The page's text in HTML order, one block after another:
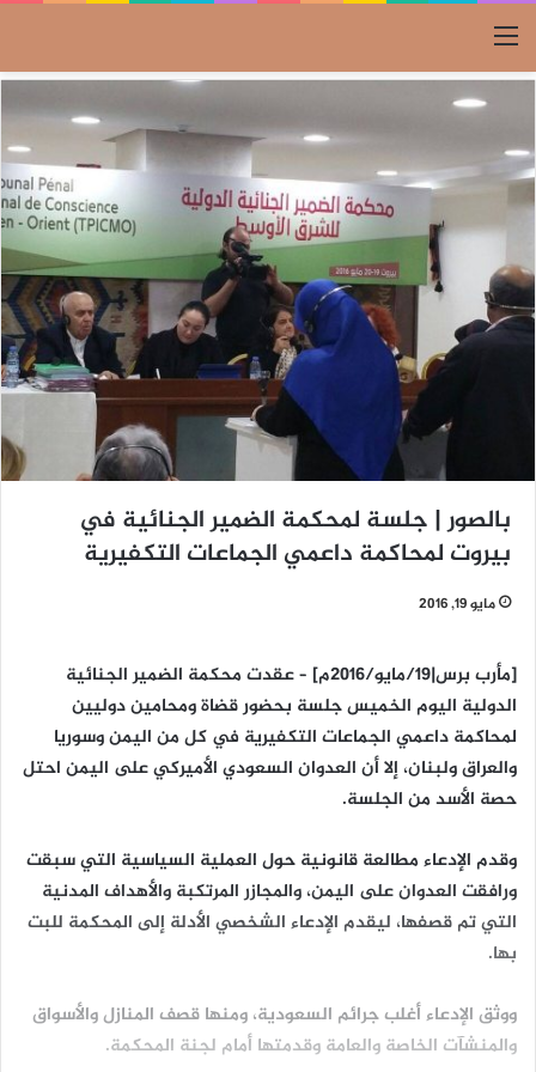
القائمة
بالصور | جلسة لمحكمة الضمير الجنائية في
بيروت لمحاكمة داعمي الجماعات التكفيرية
مايو 19, 2016
[مأرب برس|19/مايو/2016م] – عقدت محكمة الضمير الجنائية
الدولية اليوم الخميس جلسة بحضور قضاة ومحامين دوليين
لمحاكمة داعمي الجماعات التكفيرية في كل من اليمن وسوريا
والعراق ولبنان، إلا أن العدوان السعودي الأميركي على اليمن احتل
حصة الأسد من الجلسة.
وقدم الإدعاء مطالعة قانونية حول العملية السياسية التي سبقت
ورافقت العدوان على اليمن، والمجازر المرتكبة والأهداف المدنية
التي تم قصفها، ليقدم الإدعاء الشخصي الأدلة إلى المحكمة للبت
بها.
ووثق الإدعاء أغلب جرائم السعودية، ومنها قصف المنازل والأسواق
والمنشآت الخاصة والعامة وقدمتها أمام لجنة المحكمة.